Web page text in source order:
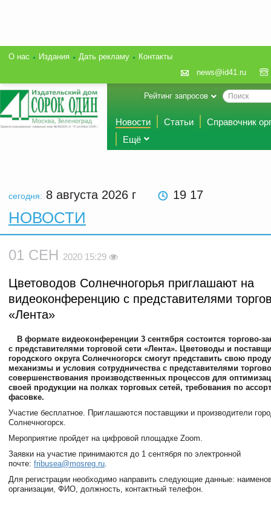
О нас Издания Дать рекламу
Контакты
news@id41.ru
Рейтинг запросов
Новости Статьи
Справочник
Ещё
сегодня: 8 августа 2026 г 19 17
НОВОСТИ
01 СЕН 2020 15:29
Цветоводов Солнечногорья приглашают на
видеоконференцию с представителями
«Лента»
В формате видеоконференции 3 сентября состоится торгово-
с представителями торговой сети «Лента». Цветоводы и
городского округа Солнечногорск смогут представить свою
механизмы и условия сотрудничества с представителями
совершенствования производственных процессов для
своей продукции на полках торговых сетей, требования по
фасовке.
Участие бесплатное. Приглашаются поставщики и производители
Солнечногорск.
Мероприятие пройдет на цифровой площадке Zoom.
Заявки на участие принимаются до 1 сентября по электронной
почте: fribusea@mosreg.ru
Для регистрации необходимо направить следующие данные:
организации, ФИО, должность, контактный телефон.